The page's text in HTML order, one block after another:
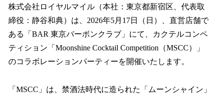
株式会社ロイヤルマイル（本社：東京都新宿区、代表取
締役：静谷和典）は、2026年5月17日（日）、直営店舗で
ある「BAR 東京バーボンクラブ」にて、カクテルコンペ
ティション「Moonshine Cocktail Competition（MSCC）」
のコラボレーションパーティーを開催いたします。
「MSCC」は、禁酒法時代に造られた「ムーンシャイン」